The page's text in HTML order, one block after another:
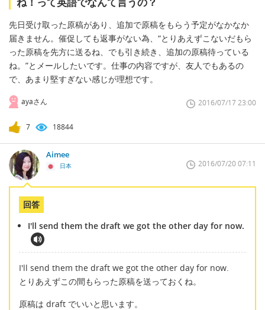
先日受け取った原稿があり、追加で原稿をもらう予定がなかなか
届きません。催促しても返事がない為、“とりあえずこないだもら
った原稿を先方に送るね、でも引き続き、追加の原稿待っている
ね。”とメールしたいです。仕事の内容ですが、友人でもあるの
で、あまり堅すぎない感じが理想です。
ayaさん 2016/07/17 23:00
7 18844
Aimee
日本 2016/07/20 07:11
回答
I'll send them the draft we got the other day for now.
I'll send them the draft we got the other day for now.
とりあえずこの間もらった原稿を送っておくね。
原稿は draft でいいと思います。